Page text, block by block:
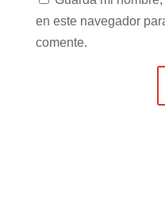
en este navegador
comente.